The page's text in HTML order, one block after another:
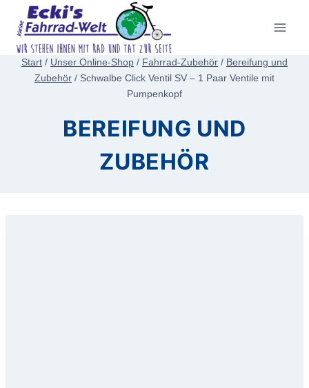
Inhalt
springen
Start / Unser Online-Shop / Fahrrad-Zubehör / Bereifung und
Zubehör / Schwalbe Click Ventil SV – 1 Paar Ventile mit
Pumpenkopf
BEREIFUNG UND
ZUBEHÖR